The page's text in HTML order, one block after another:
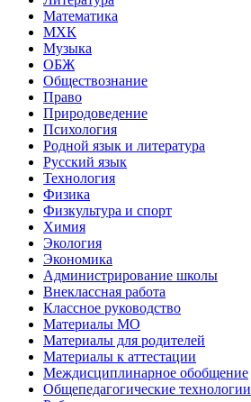
Математика
МХК
Музыка
ОБЖ
Обществознание
Право
Природоведение
Психология
Родной язык и литература
Русский язык
Технология
Физика
Физкультура и спорт
Химия
Экология
Экономика
Администрирование школы
Внеклассная работа
Классное руководство
Материалы МО
Материалы для родителей
Материалы к аттестации
Междисциплинарное обобщение
Общепедагогические технологии